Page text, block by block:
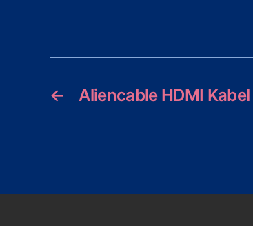
← Aliencable HDMI